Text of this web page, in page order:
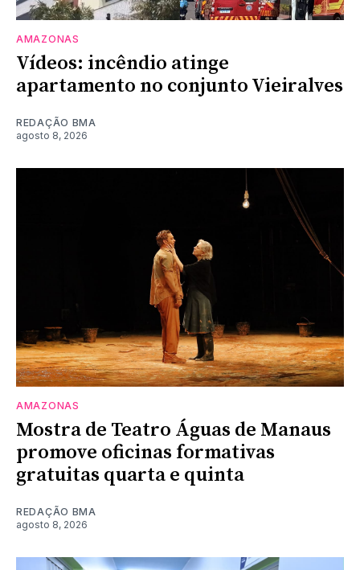
AMAZONAS
Vídeos: incêndio atinge
apartamento no conjunto Vieiralves
REDAÇÃO BMA
agosto 8, 2026
AMAZONAS
Mostra de Teatro Águas de Manaus
promove oficinas formativas
gratuitas quarta e quinta
REDAÇÃO BMA
agosto 8, 2026